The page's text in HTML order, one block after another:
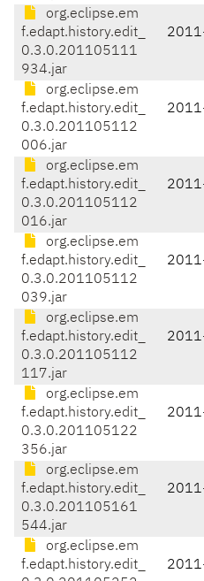
org.eclipse.em
f.edapt.history.edit_
0.3.0.201105111
934.jar
org.eclipse.em
f.edapt.history.edit_
0.3.0.201105112
006.jar
org.eclipse.em
f.edapt.history.edit_
0.3.0.201105112
016.jar
org.eclipse.em
f.edapt.history.edit_
0.3.0.201105112
039.jar
org.eclipse.em
f.edapt.history.edit_
0.3.0.201105112
117.jar
org.eclipse.em
f.edapt.history.edit_
0.3.0.201105122
356.jar
org.eclipse.em
f.edapt.history.edit_
0.3.0.201105161
544.jar
org.eclipse.em
f.edapt.history.edit_